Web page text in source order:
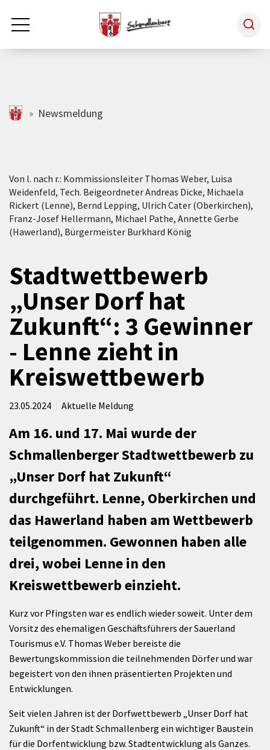
Zum Hauptinhalt springen
Rathaus & Politik
Tourismus
Freizeit & Kultur
Wirtschaft
schmallenberg.de
Newsmeldung
Von l. nach r.: Kommissionsleiter Thomas Weber, Luisa
Weidenfeld, Tech. Beigeordneter Andreas Dicke, Michaela
Rickert (Lenne), Bernd Lepping, Ulrich Cater (Oberkirchen),
Franz-Josef Hellermann, Michael Pathe, Annette Gerbe
(Hawerland), Bürgermeister Burkhard König
Stadtwettbewerb
„Unser Dorf hat
Zukunft“: 3 Gewinner
- Lenne zieht in
Kreiswettbewerb
23.05.2024 Aktuelle Meldung
Am 16. und 17. Mai wurde der
Schmallenberger Stadtwettbewerb zu
„Unser Dorf hat Zukunft“
durchgeführt. Lenne, Oberkirchen und
das Hawerland haben am Wettbewerb
teilgenommen. Gewonnen haben alle
drei, wobei Lenne in den
Kreiswettbewerb einzieht.
Kurz vor Pfingsten war es endlich wieder soweit. Unter dem
Vorsitz des ehemaligen Geschäftsführers der Sauerland
Tourismus e.V. Thomas Weber bereiste die
Bewertungskommission die teilnehmenden Dörfer und war
begeistert von den ihnen präsentierten Projekten und
Entwicklungen.
Seit vielen Jahren ist der Dorfwettbewerb „Unser Dorf hat
Zukunft“ in der Stadt Schmallenberg ein wichtiger Baustein
für die Dorfentwicklung bzw. Stadtentwicklung als Ganzes.